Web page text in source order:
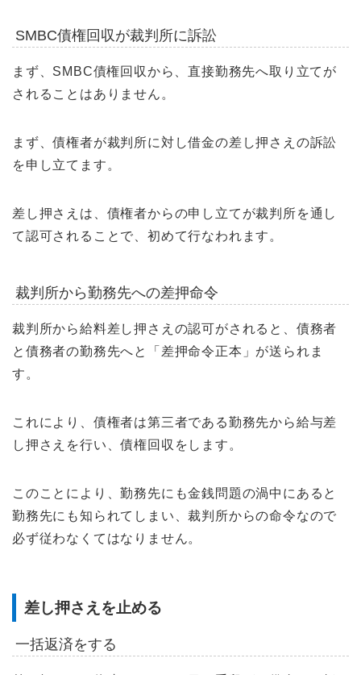
SMBC債権回収が裁判所に訴訟
まず、SMBC債権回収から、直接勤務先へ取り立てが
されることはありません。
まず、債権者が裁判所に対し借金の差し押さえの訴訟
を申し立てます。
差し押さえは、債権者からの申し立てが裁判所を通し
て認可されることで、初めて行なわれます。
裁判所から勤務先への差押命令
裁判所から給料差し押さえの認可がされると、債務者
と債務者の勤務先へと「差押命令正本」が送られま
す。
これにより、債権者は第三者である勤務先から給与差
し押さえを行い、債権回収をします。
このことにより、勤務先にも金銭問題の渦中にあると
勤務先にも知られてしまい、裁判所からの命令なので
必ず従わなくてはなりません。
差し押さえを止める
一括返済をする